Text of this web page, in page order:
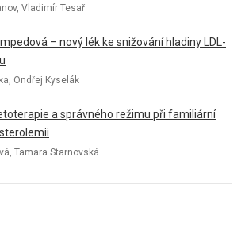
Vladimír Tesař
– nový lék ke snižování hladiny LDL-
Ondřej Kyselák
a správného režimu při familiární
Tamara Starnovská